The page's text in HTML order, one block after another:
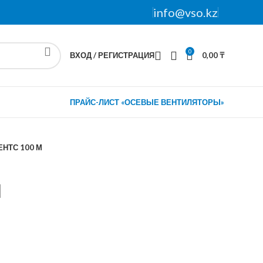
info@vso.kz
ВХОД / РЕГИСТРАЦИЯ 0 0,00₸
ПРАЙС-ЛИСТ «ОСЕВЫЕ ВЕНТИЛЯТОРЫ»
100 М